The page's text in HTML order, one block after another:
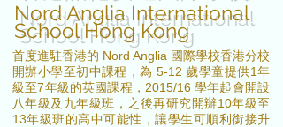
Nord Anglia International
School Hong Kong
首度進駐香港的 Nord Anglia 國際學校香港分校
開辦小學至初中課程，為 5-12 歲學童提供1年
級至7年級的英國課程，2015/16 學年起會開設
八年級及九年級班，之後再研究開辦10年級至
13年級班的高中可能性，讓學生可順利銜接升